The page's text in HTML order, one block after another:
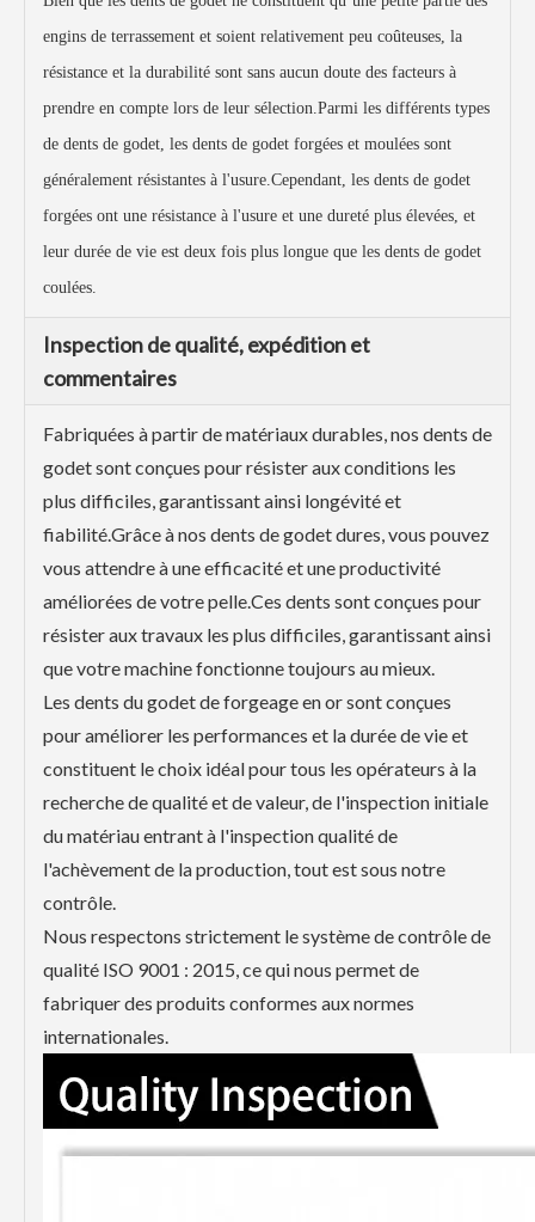
engins de terrassement et soient relativement peu coûteuses, la
résistance et la durabilité sont sans aucun doute des facteurs à
prendre en compte lors de leur sélection.Parmi les différents types
de dents de godet, les dents de godet forgées et moulées sont
généralement résistantes à l'usure.Cependant, les dents de godet
forgées ont une résistance à l'usure et une dureté plus élevées, et
leur durée de vie est deux fois plus longue que les dents de godet
coulées.
Inspection de qualité, expédition et
commentaires
Fabriquées à partir de matériaux durables, nos dents de
godet sont conçues pour résister aux conditions les
plus difficiles, garantissant ainsi longévité et
fiabilité.Grâce à nos dents de godet dures, vous pouvez
vous attendre à une efficacité et une productivité
améliorées de votre pelle.Ces dents sont conçues pour
résister aux travaux les plus difficiles, garantissant ainsi
que votre machine fonctionne toujours au mieux.
Les dents du godet de forgeage en or sont conçues
pour améliorer les performances et la durée de vie et
constituent le choix idéal pour tous les opérateurs à la
recherche de qualité et de valeur, de l'inspection initiale
du matériau entrant à l'inspection qualité de
l'achèvement de la production, tout est sous notre
contrôle.
Nous respectons strictement le système de contrôle de
qualité ISO 9001 : 2015, ce qui nous permet de
fabriquer des produits conformes aux normes
internationales.